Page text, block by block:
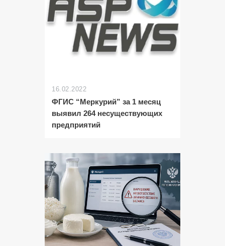
16.02.2022
ФГИС “Меркурий” за 1 месяц
выявил 264 несуществующих
предприятий